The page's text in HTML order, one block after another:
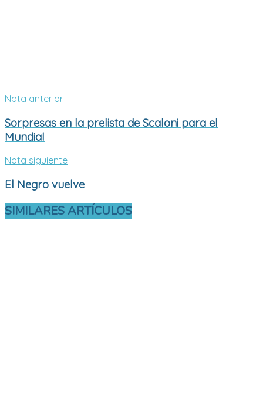
Nota anterior
Sorpresas en la prelista de Scaloni para el
Mundial
Nota siguiente
El Negro vuelve
SIMILARES ARTÍCULOS